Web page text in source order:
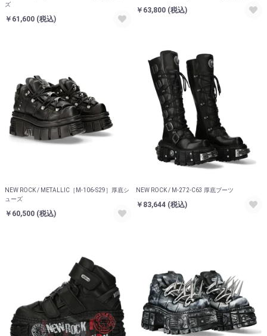
ズ
￥61,600 (税込)
￥63,800 (税込)
NEW ROCK / METALLIC［M-106-S29］厚底シ
ューズ
￥60,500 (税込)
NEW ROCK / M-272-C63 厚底ブーツ
￥83,644 (税込)